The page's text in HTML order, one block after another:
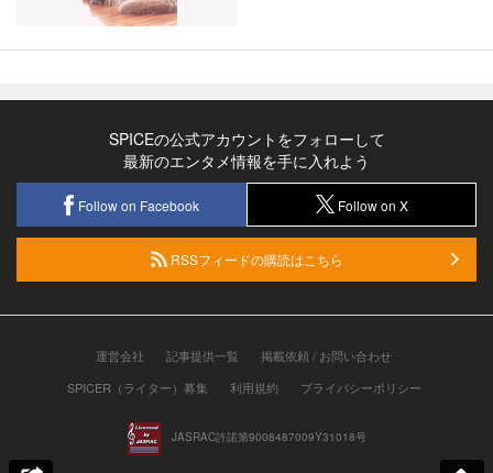
SPICEの公式アカウントをフォローして
最新のエンタメ情報を手に入れよう
Follow on Facebook Follow on X
RSSフィードの購読はこちら
運営会社 記事提供一覧
掲載依頼 / お問い合わせ
SPICER（ライター）募集
利用規約 プライバシーポリシー
JASRAC許諾第9008487009Y31018号